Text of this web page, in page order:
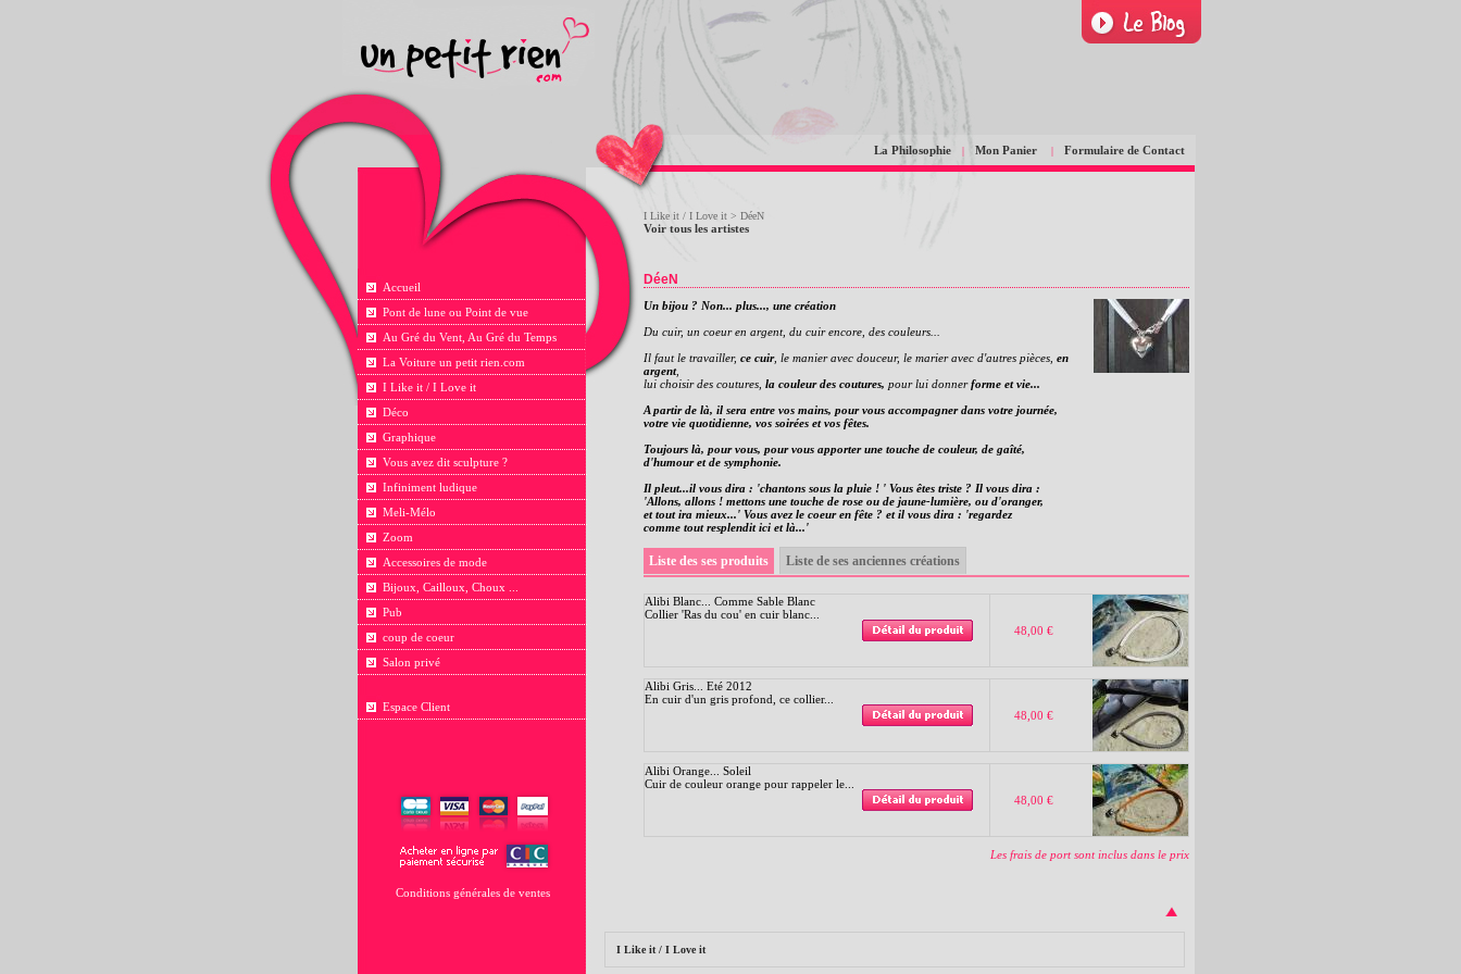
La Philosophie | Mon Panier | Formulaire de Contact
Accueil
Pont de lune ou Point de vue
Au Gré du Vent, Au Gré du Temps
La Voiture un petit rien.com
I Like it / I Love it
Déco
Graphique
Vous avez dit sculpture ?
Infiniment ludique
Meli-Mélo
Zoom
Accessoires de mode
Bijoux, Cailloux, Choux ...
Pub
coup de coeur
Salon privé
Espace Client
Conditions générales de ventes
I Like it / I Love it > DéeN
Voir tous les artistes
DéeN
Un bijou ? Non... plus..., une création
Du cuir, un coeur en argent, du cuir encore, des couleurs...
Il faut le travailler, ce cuir, le manier avec douceur, le marier avec d'autres pièces, en
argent,
lui choisir des coutures, la couleur des coutures, pour lui donnerforme et vie...
A partir de là, il sera entre vos mains, pour vous accompagner dans votre journée,
votre vie quotidienne, vos soirées et vos fêtes.
Toujours là, pour vous, pour vous apporter une touche de couleur, de gaîté,
d'humour et de symphonie.
Il pleut...il vous dira : 'chantons sous la pluie ! ' Vous êtes triste ? Il vous dira :
'Allons, allons ! mettons une touche de rose ou de jaune-lumière, ou d'oranger,
et tout ira mieux...' Vous avez le coeur en fête ? et il vous dira : 'regardez
comme tout resplendit ici et là...'
Liste des ses produits Liste de ses anciennes créations
Alibi Blanc... Comme Sable Blanc
Collier 'Ras du cou' en cuir blanc...
48,00 €
Alibi Gris... Eté 2012
En cuir d'un gris profond, ce collier...
48,00 €
Alibi Orange... Soleil
Cuir de couleur orange pour rappeler le...
48,00 €
Les frais de port sont inclus dans le prix
I Like it / I Love it